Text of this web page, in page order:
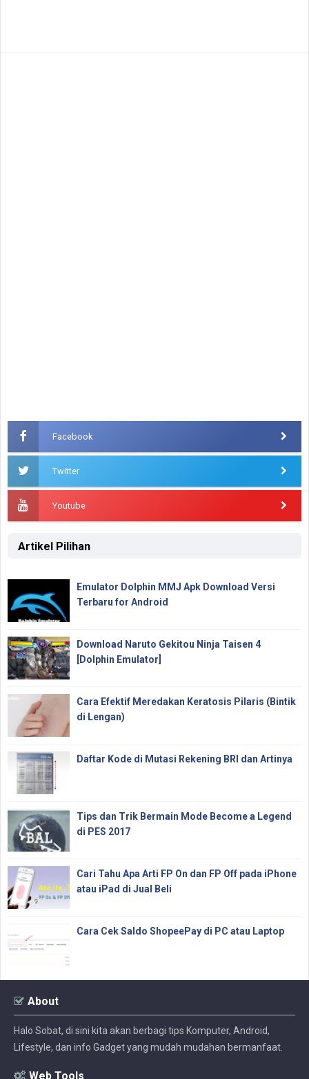
Facebook
Twitter
Youtube
Artikel Pilihan
Emulator Dolphin MMJ Apk Download Versi
Terbaru for Android
Download Naruto Gekitou Ninja Taisen 4
[Dolphin Emulator]
Cara Efektif Meredakan Keratosis Pilaris (Bintik
di Lengan)
Daftar Kode di Mutasi Rekening BRI dan Artinya
Tips dan Trik Bermain Mode Become a Legend
di PES 2017
Cari Tahu Apa Arti FP On dan FP Off pada iPhone
atau iPad di Jual Beli
Cara Cek Saldo ShopeePay di PC atau Laptop
About
Halo Sobat, di sini kita akan berbagi tips Komputer, Android,
Lifestyle, dan info Gadget yang mudah mudahan bermanfaat.
Web Tools